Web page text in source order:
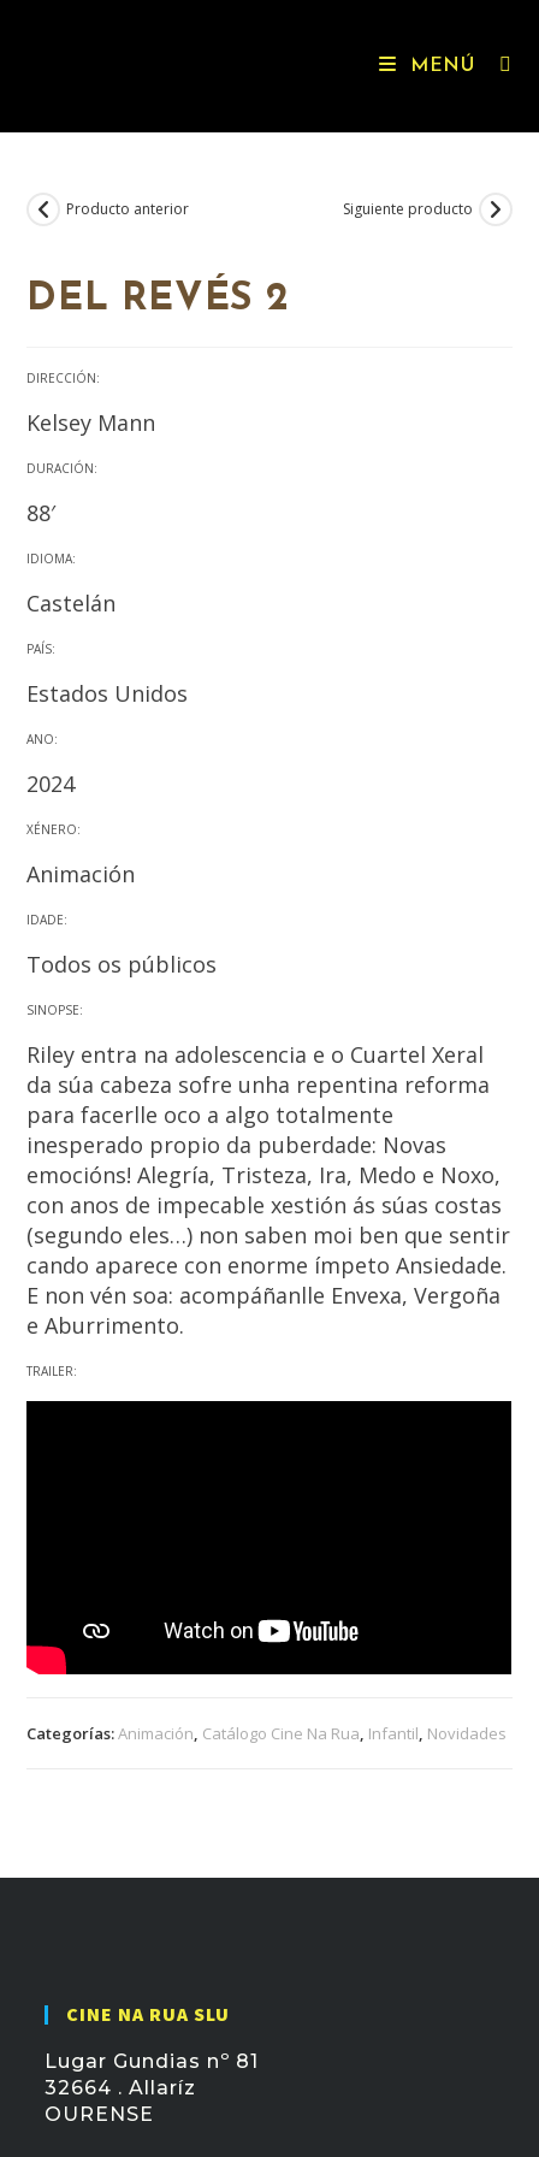
MENÚ
Producto anterior Siguiente producto
DEL REVÉS 2
DIRECCIÓN:
Kelsey Mann
DURACIÓN:
88′
IDIOMA:
Castelán
PAÍS:
Estados Unidos
ANO:
2024
XÉNERO:
Animación
IDADE:
Todos os públicos
SINOPSE:
Riley entra na adolescencia e o Cuartel Xeral
da súa cabeza sofre unha repentina reforma
para facerlle oco a algo totalmente
inesperado propio da puberdade: Novas
emocións! Alegría, Tristeza, Ira, Medo e Noxo,
con anos de impecable xestión ás súas costas
(segundo eles…) non saben moi ben que sentir
cando aparece con enorme ímpeto Ansiedade.
E non vén soa: acompáñanlle Envexa, Vergoña
e Aburrimento.
TRAILER:
Categorías:Animación, Catálogo Cine Na Rua, Infantil, Novidades
CINE NA RUA SLU
Lugar Gundias nº 81
32664 . Allaríz
OURENSE